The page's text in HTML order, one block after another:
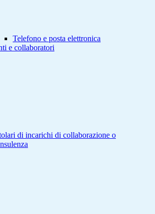
Telefono e posta elettronica
e collaboratori
di incarichi di collaborazione o